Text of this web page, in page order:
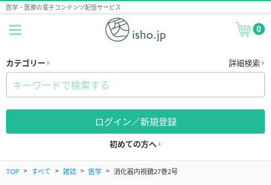
医学・医療の電子コンテンツ配信サービス
0
カテゴリー 詳細検索
ログイン／新規登録
初めての方へ
TOP すべて 雑誌 医学 消化器内視鏡27巻2号